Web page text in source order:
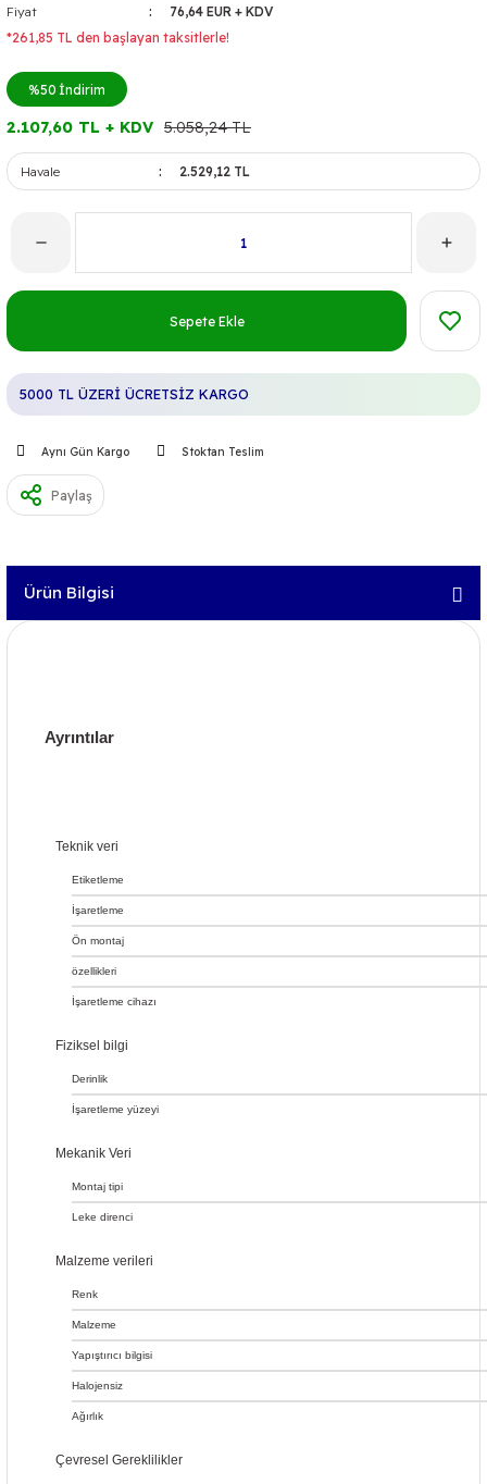
Fiyat
76,64 EUR + KDV
*261,85 TL den başlayan taksitlerle!
%50 İndirim
2.107,60 TL + KDV 5.058,24 TL
Havale 2.529,12 TL
Sepete Ekle
5000 TL ÜZERİ ÜCRETSİZ KARGO
Aynı Gün Kargo Stoktan Teslim
Paylaş
Ürün Bilgisi
Ayrıntılar
Teknik veri
Etiketleme
İşaretleme
Ön montaj
özellikleri
İşaretleme cihazı
Fiziksel bilgi
Derinlik
İşaretleme yüzeyi
Mekanik Veri
Montaj tipi
Leke direnci
Malzeme verileri
Renk
Malzeme
Yapıştırıcı bilgisi
Halojensiz
Ağırlık
Çevresel Gereklilikler